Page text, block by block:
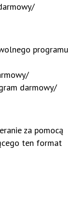
programu
darmowy/
za pomocą
ten format